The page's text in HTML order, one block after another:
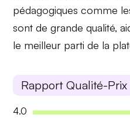
pédagogiques comme
sont de grande qualité,
le meilleur parti de la
Rapport Qualité-Prix
4.0